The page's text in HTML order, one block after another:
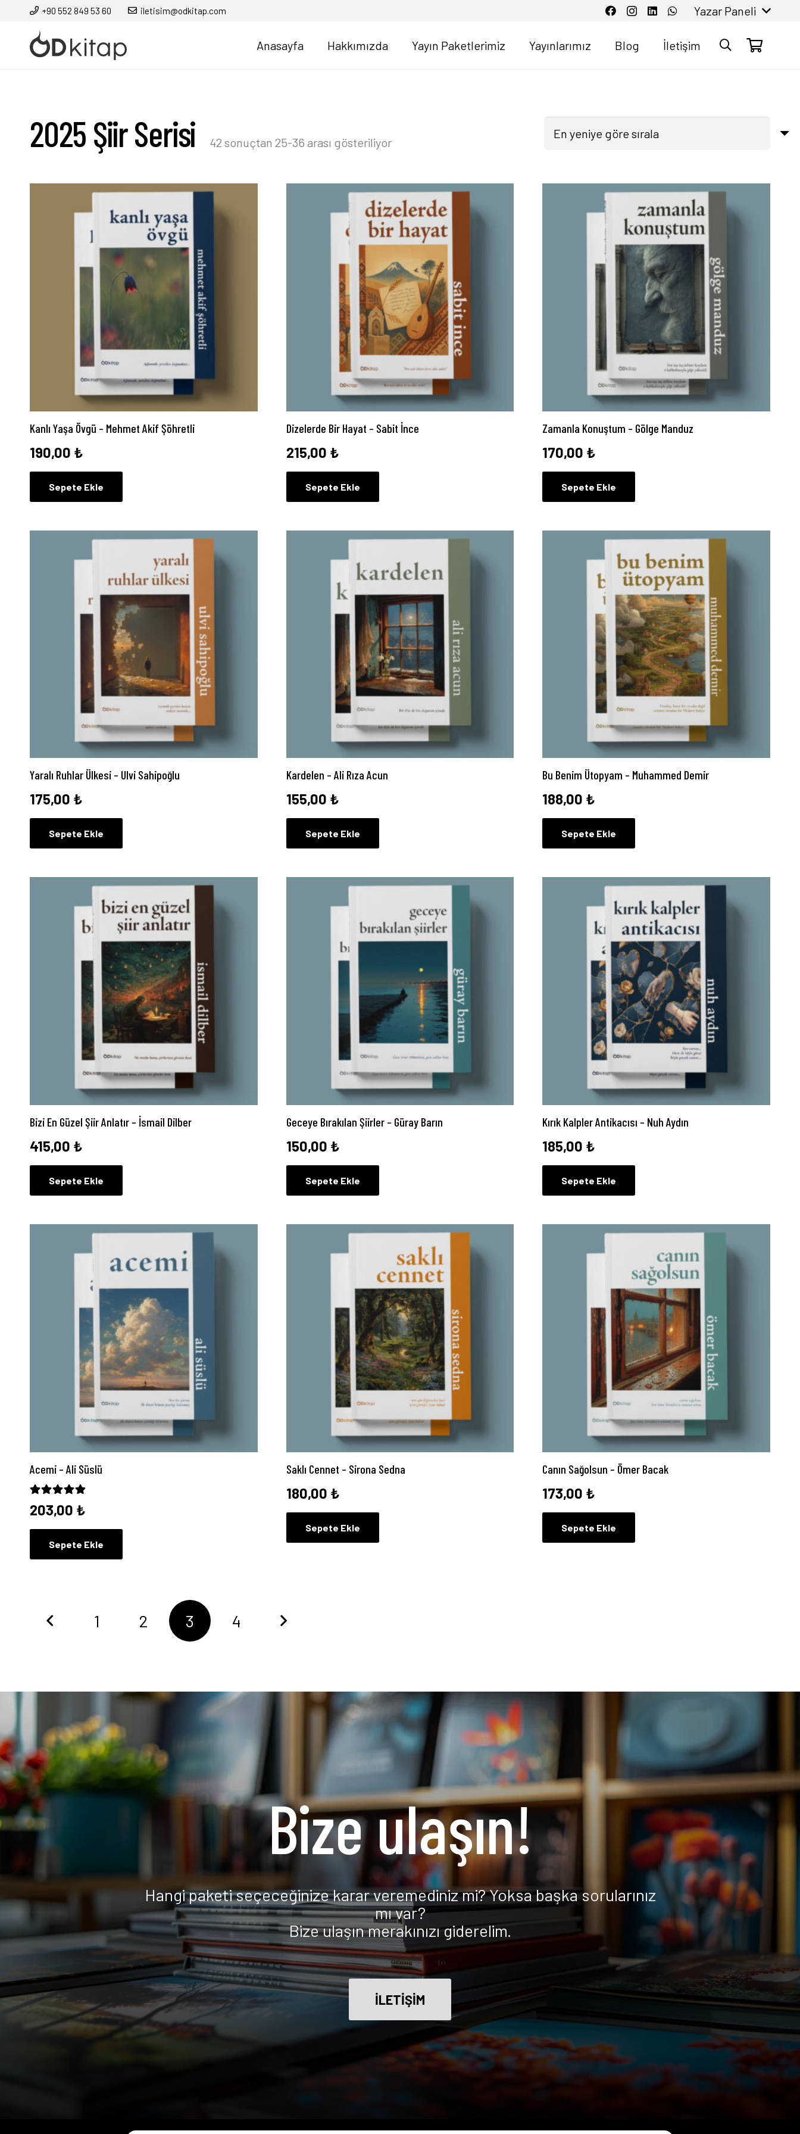
+90 552 849 53 60 iletisim@odkitap.com Yazar Paneli
Anasayfa Hakkımızda Yayın Paketlerimiz Yayınlarımız Blog İletişim
2025 Şiir Serisi 42 sonuçtan 25-36 arası gösteriliyorEn
sıralandı
Kanlı Yaşa Övgü – Mehmet Akif Şöhretli
190,00 ₺
Sepete Ekle
Dizelerde Bir Hayat – Sabit İnce
215,00 ₺
Sepete Ekle
Zamanla Konuştum – Gölge Manduz
170,00 ₺
Sepete Ekle
Yaralı Ruhlar Ülkesi – Ulvi Sahipoğlu
175,00 ₺
Sepete Ekle
Kardelen – Ali Rıza Acun
155,00 ₺
Sepete Ekle
Bu Benim Ütopyam – Muhammed Demir
188,00 ₺
Sepete Ekle
Bizi En Güzel Şiir Anlatır – İsmail Dilber
415,00 ₺
Sepete Ekle
Geceye Bırakılan Şiirler – Güray Barın
150,00 ₺
Sepete Ekle
Kırık Kalpler Antikacısı – Nuh Aydın
185,00 ₺
Sepete Ekle
Acemi – Ali Süslü
203,00 ₺
Sepete Ekle
Saklı Cennet – Sirona Sedna
180,00 ₺
Sepete Ekle
Canın Sağolsun – Ömer Bacak
173,00 ₺
Sepete Ekle
Yazı
1 2 3 4
Bize ulaşın!
Hangi paketi seçeceğinize karar veremediniz mi? Yoksa başka sorularınız
mı var?
Bize ulaşın merakınızı giderelim.
İLETİŞİM